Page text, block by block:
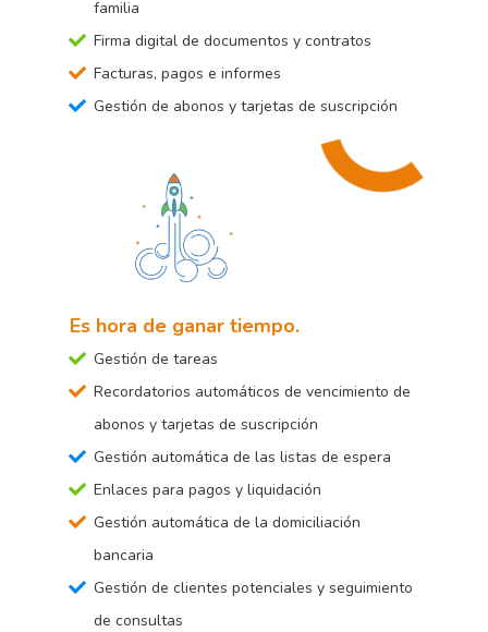
familia
Firma digital de documentos y contratos
Facturas, pagos e informes
Gestión de abonos y tarjetas de suscripción
Es hora de ganar tiempo.
Gestión de tareas
Recordatorios automáticos de vencimiento de
abonos y tarjetas de suscripción
Gestión automática de las listas de espera
Enlaces para pagos y liquidación
Gestión automática de la domiciliación
bancaria
Gestión de clientes potenciales y seguimiento
de consultas